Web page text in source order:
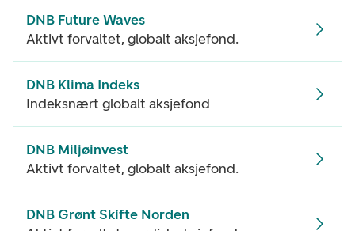
DNB Future Waves
Aktivt forvaltet, globalt aksjefond.
DNB Klima Indeks
Indeksnært globalt aksjefond
DNB Miljøinvest
Aktivt forvaltet, globalt aksjefond.
DNB Grønt Skifte Norden